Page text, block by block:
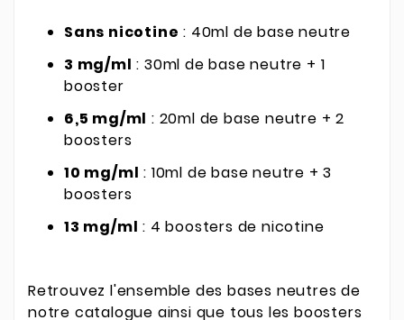
Sans nicotine : 40ml de base neutre
3 mg/ml : 30ml de base neutre + 1
booster
6,5 mg/ml : 20ml de base neutre + 2
boosters
10 mg/ml : 10ml de base neutre + 3
boosters
13 mg/ml : 4 boosters de nicotine
Retrouvez l'ensemble des bases neutres de
notre catalogue ainsi que tous les boosters